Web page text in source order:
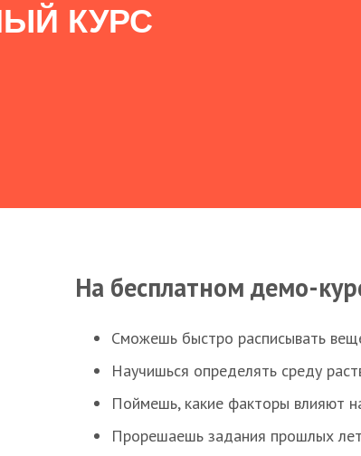
КУРС
На бесплатном демо-
Сможешь быстро расписывать
Научишься определять среду
Поймешь, какие факторы влияют
Прорешаешь задания прошлых